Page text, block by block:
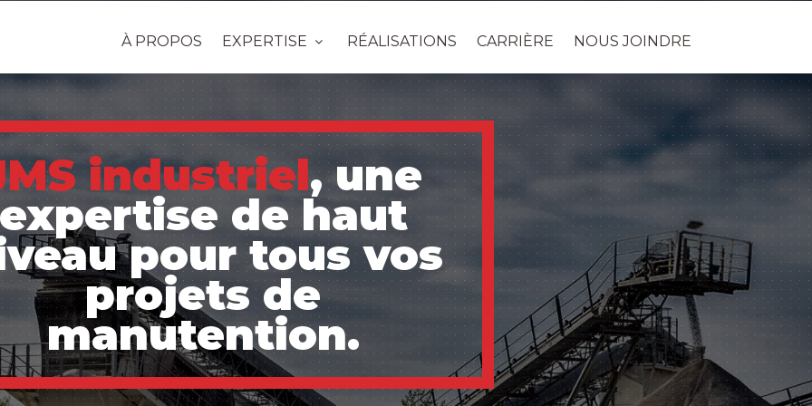
À PROPOS EXPERTISE RÉALISATIONS CARRIÈRE NOUS JOINDRE
industriel, une
de haut
pour tous vos
projets de
manutention.